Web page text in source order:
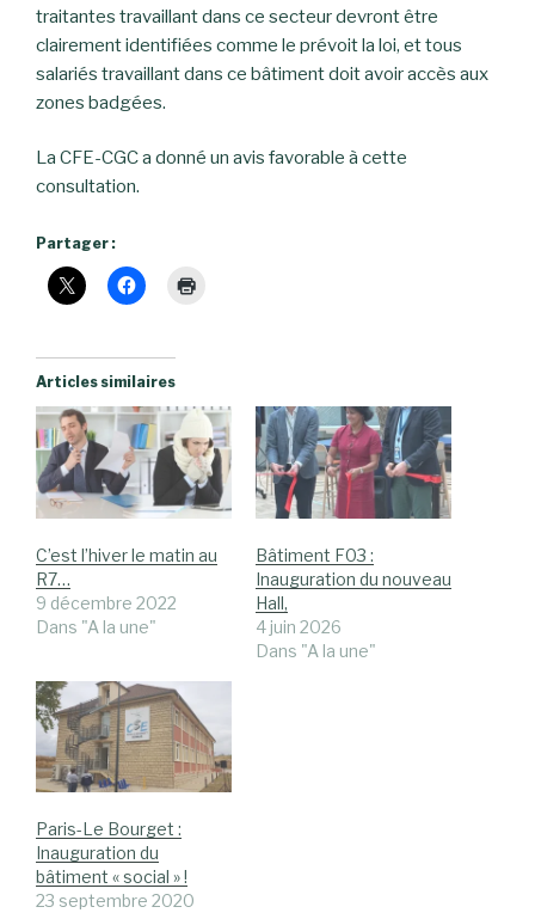
traitantes travaillant dans ce secteur devront être
clairement identifiées comme le prévoit la loi, et tous
salariés travaillant dans ce bâtiment doit avoir accès aux
zones badgées.
La CFE-CGC a donné un avis favorable à cette
consultation.
Partager :
Articles similaires
C’est l’hiver le matin au
R7…
9 décembre 2022
Dans "A la une"
Bâtiment F03 :
Inauguration du nouveau
Hall,
4 juin 2026
Dans "A la une"
Paris-Le Bourget :
Inauguration du
bâtiment « social » !
23 septembre 2020